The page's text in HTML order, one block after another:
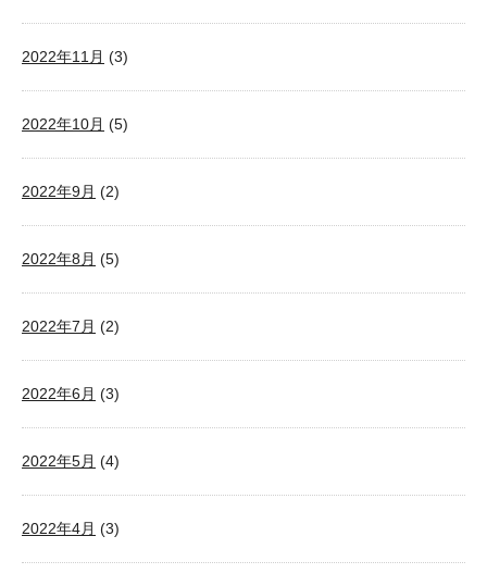
2022年11月 (3)
2022年10月 (5)
2022年9月 (2)
2022年8月 (5)
2022年7月 (2)
2022年6月 (3)
2022年5月 (4)
2022年4月 (3)